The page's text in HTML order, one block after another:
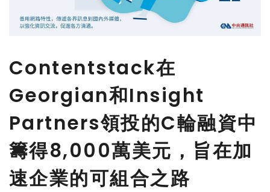
Contentstack在
Georgian和Insight
Partners領投的C輪融資中
籌得8,000萬美元，旨在加
速企業的可組合之路